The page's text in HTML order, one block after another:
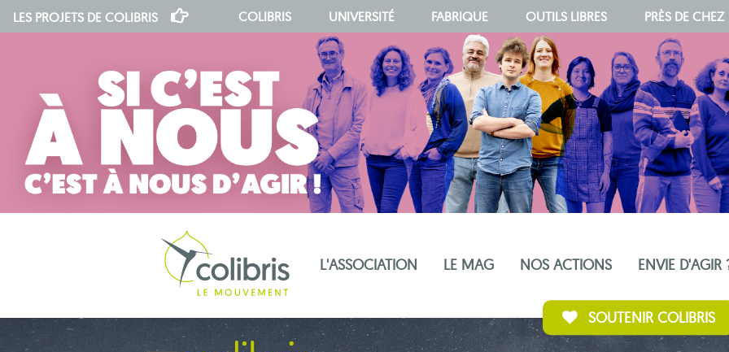
LES PROJETS DE COLIBRIS COLIBRIS UNIVERSITÉ FABRIQUE OUTILS LIBRES PRÈS DE
L'ASSOCIATION LE MAG NOS ACTIONS ENVIE D'AGIR
SOUTENIR COLIBRIS